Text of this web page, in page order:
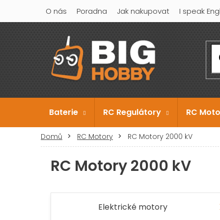
obsah
O nás Poradna Jak nakupovat I speak
Baterie RC Regulátory RC
Domů RC Motory RC Motory 2000 kV
RC Motory 2000 kV
Elektrické motory